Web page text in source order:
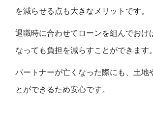
を減らせる点も大きなメリットです。
退職時に合わせてローンを組んでおけ
なっても負担を減らすことができます。
パートナーが亡くなった際にも、土地
とができるため安心です。